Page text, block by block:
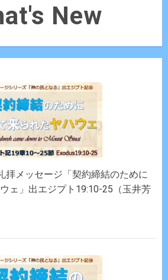
New
拝メッセージ「契約締結のために
ェ」出エジプト19:10-25（玉井芳